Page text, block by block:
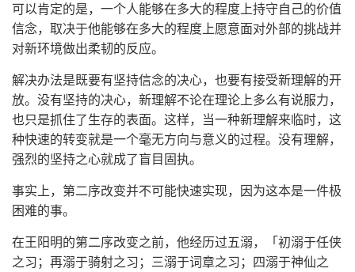
可以肯定的是，一个人能够在多大的程度上持守自己的价值
信念，取决于他能够在多大的程度上愿意面对外部的挑战并
对新环境做出柔韧的反应。
解决办法是既要有坚持信念的决心，也要有接受新理解的开
放。没有坚持的决心，新理解不论在理论上多么有说服力，
也只是抓住了生存的表面。这样，当一种新理解来临时，这
种快速的转变就是一个毫无方向与意义的过程。没有理解，
强烈的坚持之心就成了盲目固执。
事实上，第二序改变并不可能快速实现，因为这本是一件极
困难的事。
在王阳明的第二序改变之前，他经历过五溺，「初溺于任侠
之习；再溺于骑射之习；三溺于词章之习；四溺于神仙之